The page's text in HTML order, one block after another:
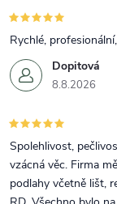
Dopitová
8.8.2026
Rychlé,
Spolehlivost,
vzácná věc. Firma
podlahy včetně lišt,